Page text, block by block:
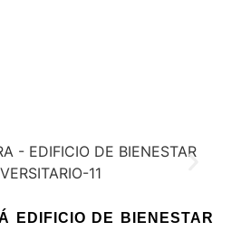
EDIFICIO DE BIENESTAR